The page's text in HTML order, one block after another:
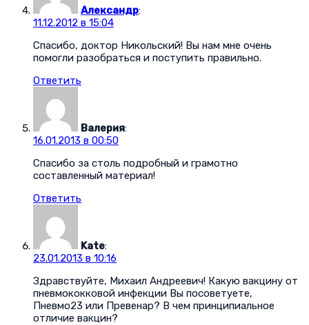
Александр:
11.12.2012 в 15:04
Спасибо, доктор Никольский! Вы нам мне очень
помогли разобраться и поступить правильно.
Ответить
Валерия:
16.01.2013 в 00:50
Спасибо за столь подробный и грамотно
составленный материал!
Ответить
Kate:
23.01.2013 в 10:16
Здравствуйте, Михаил Андреевич! Какую вакцину от
пневмококковой инфекции Вы посоветуете,
Пневмо23 или Превенар? В чем принципиальное
отличие вакцин?